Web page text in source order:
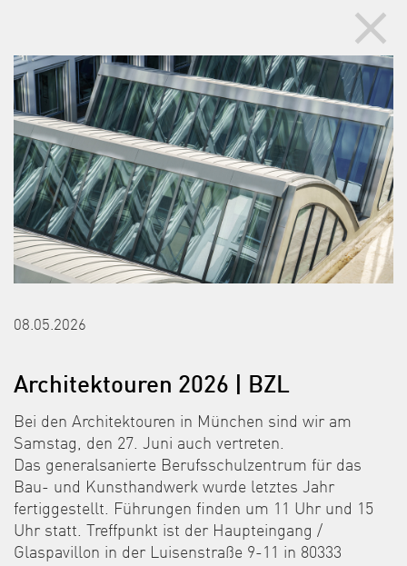
clear
08.05.2026
Architektouren 2026 | BZL
Bei den Architektouren in München sind wir am
Samstag, den 27. Juni auch vertreten.
Das generalsanierte Berufsschulzentrum für das
Bau- und Kunsthandwerk wurde letztes Jahr
fertiggestellt. Führungen finden um 11 Uhr und 15
Uhr statt. Treffpunkt ist der Haupteingang /
Glaspavillon in der Luisenstraße 9-11 in 80333